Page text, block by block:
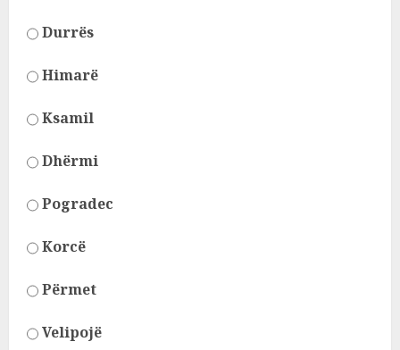
Durrës
Himarë
Ksamil
Dhërmi
Pogradec
Korcë
Përmet
Velipojë